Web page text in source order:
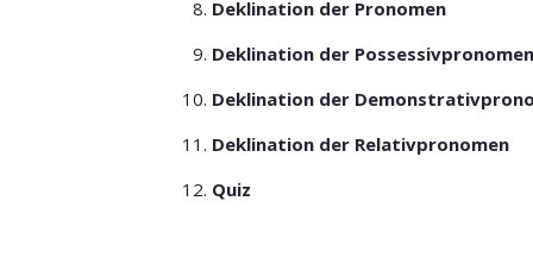
Deklination der Pronomen
Deklination der Possessivpronomen
Deklination der
Deklination der Relativpronomen
Quiz